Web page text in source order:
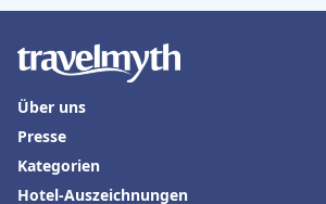
Über uns
Presse
Kategorien
Hotel-Auszeichnungen